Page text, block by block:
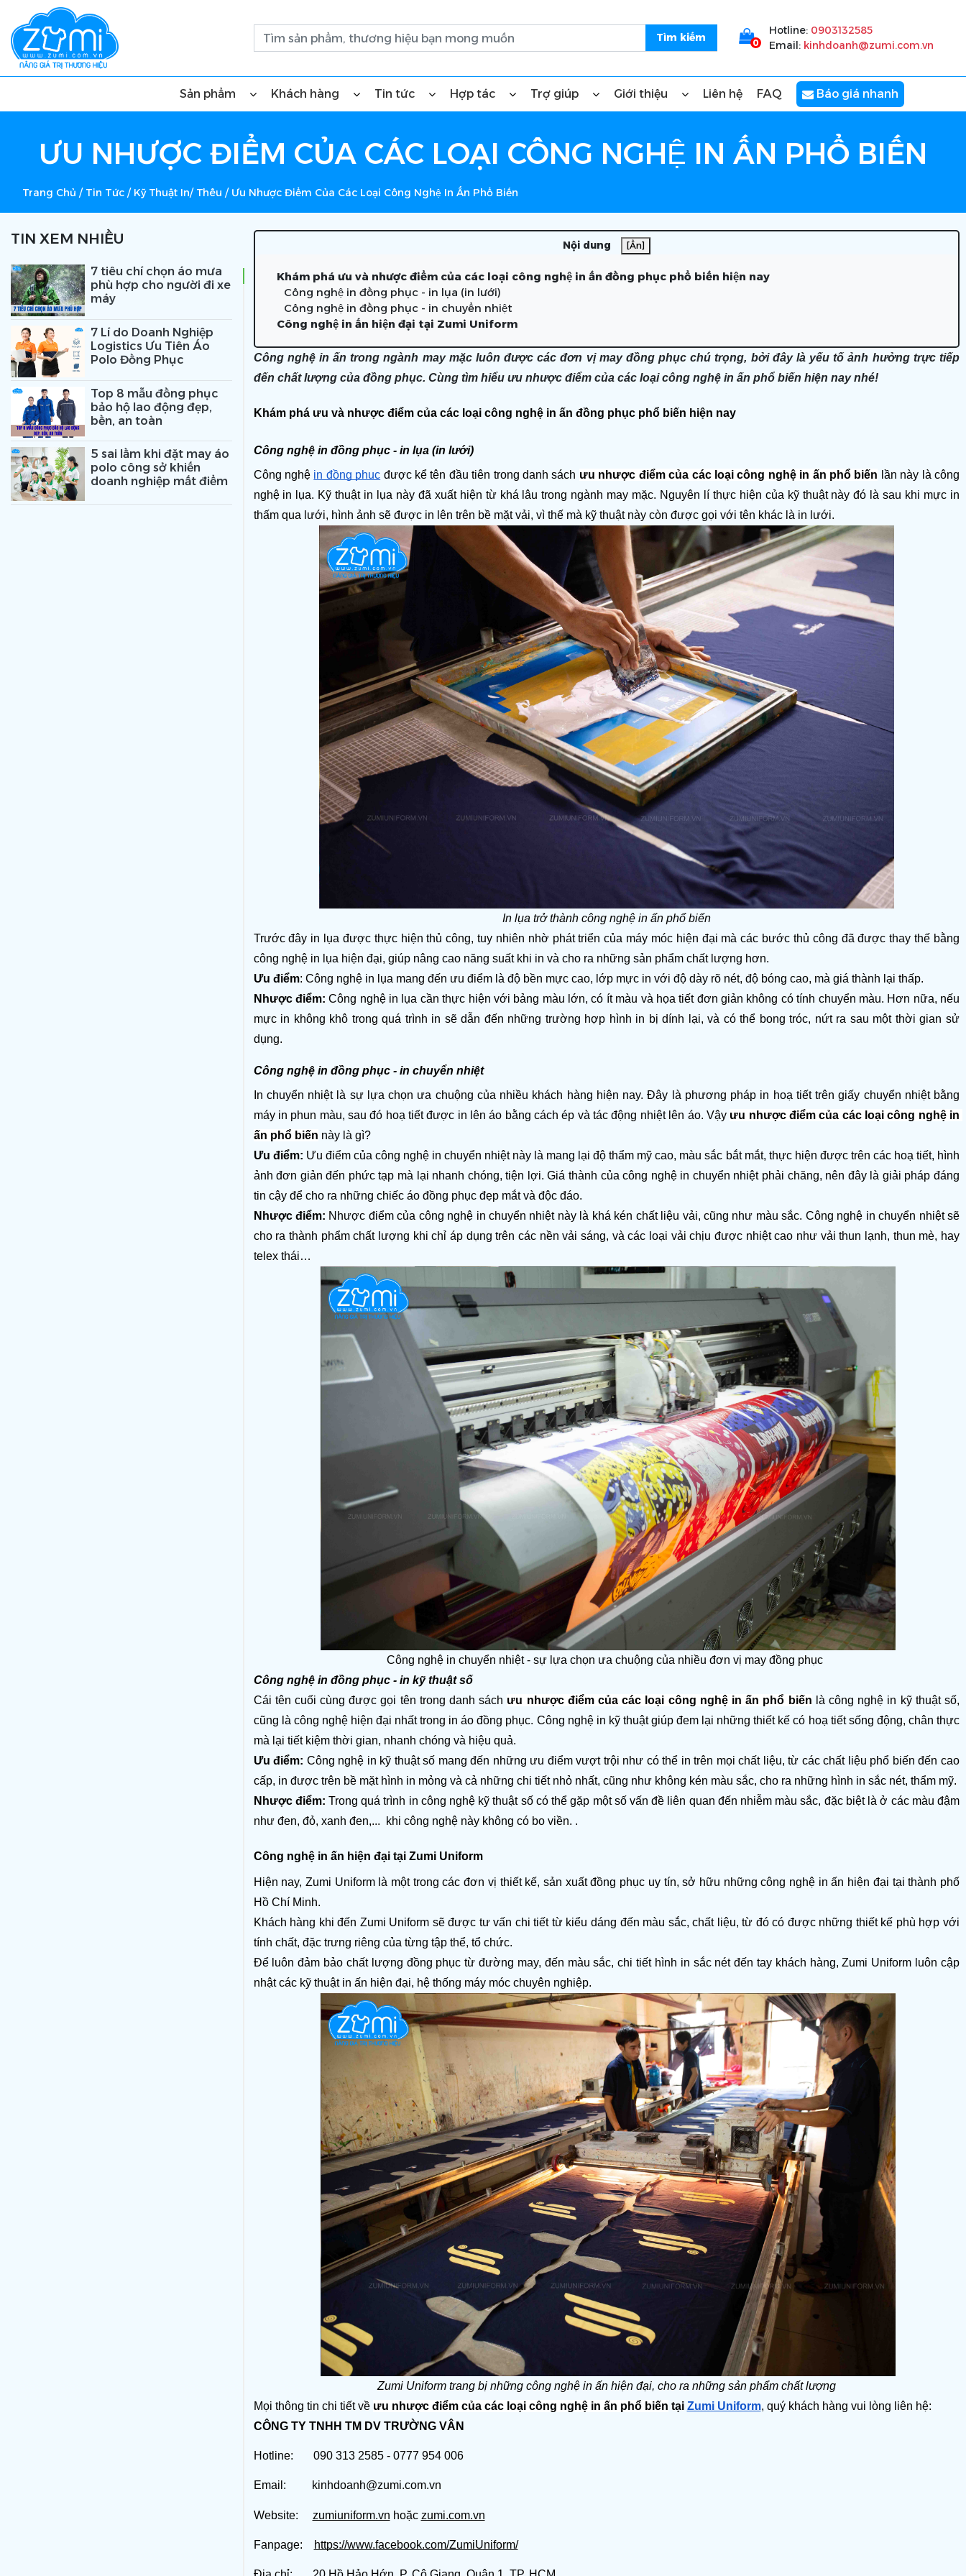
0
Hotline: 0903132585
Email: kinhdoanh@zumi.com.vn
Sản phẩm Khách hàng Tin tức Hợp tác Trợ giúp Giới thiệu Liên hệ FAQ Báo giá nhanh
ƯU NHƯỢC ĐIỂM CỦA CÁC LOẠI CÔNG NGHỆ IN ẤN PHỔ BIẾN
Trang Chủ / Tin Tức / Kỹ Thuật In/ Thêu / Ưu Nhược Điểm Của Các Loại Công Nghệ In Ấn Phổ Biến
TIN XEM NHIỀU
7 tiêu chí chọn áo mưa
phù hợp cho người đi xe
máy
7 Lí do Doanh Nghiệp
Logistics Ưu Tiên Áo
Polo Đồng Phục
Top 8 mẫu đồng phục
bảo hộ lao động đẹp,
bền, an toàn
5 sai lầm khi đặt may áo
polo công sở khiến
doanh nghiệp mất điểm
Nội dung [Ẩn]
Khám phá ưu và nhược điểm của các loại công nghệ in ấn đồng phục phổ biến hiện nay
Công nghệ in đồng phục - in lụa (in lưới)
Công nghệ in đồng phục - in chuyển nhiệt
Công nghệ in ấn hiện đại tại Zumi Uniform
Công nghệ in ấn trong ngành may mặc luôn được các đơn vị may đồng phục chú trọng, bởi đây là yếu tố ảnh hưởng trực tiếp
đến chất lượng của đồng phục. Cùng tìm hiểu ưu nhược điểm của các loại công nghệ in ấn phổ biến hiện nay nhé!
Khám phá ưu và nhược điểm của các loại công nghệ in ấn đồng phục phổ biến hiện nay
Công nghệ in đồng phục - in lụa (in lưới)
Công nghệ in đồng phục được kể tên đầu tiên trong danh sách ưu nhược điểm của các loại công nghệ in ấn phổ biến lần này là công
nghệ in lụa. Kỹ thuật in lụa này đã xuất hiện từ khá lâu trong ngành may mặc. Nguyên lí thực hiện của kỹ thuật này đó là sau khi mực in
thấm qua lưới, hình ảnh sẽ được in lên trên bề mặt vải, vì thế mà kỹ thuật này còn được gọi với tên khác là in lưới.
In lụa trở thành công nghệ in ấn phổ biến
Trước đây in lụa được thực hiện thủ công, tuy nhiên nhờ phát triển của máy móc hiện đại mà các bước thủ công đã được thay thế bằng
công nghệ in lụa hiện đại, giúp nâng cao năng suất khi in và cho ra những sản phẩm chất lượng hơn.
Ưu điểm: Công nghệ in lụa mang đến ưu điểm là độ bền mực cao, lớp mực in với độ dày rõ nét, độ bóng cao, mà giá thành lại thấp.
Nhược điểm: Công nghệ in lụa cần thực hiện với bảng màu lớn, có ít màu và họa tiết đơn giản không có tính chuyển màu. Hơn nữa, nếu
mực in không khô trong quá trình in sẽ dẫn đến những trường hợp hình in bị dính lại, và có thể bong tróc, nứt ra sau một thời gian sử
dụng.
Công nghệ in đồng phục - in chuyển nhiệt
In chuyển nhiệt là sự lựa chọn ưa chuộng của nhiều khách hàng hiện nay. Đây là phương pháp in hoạ tiết trên giấy chuyển nhiệt bằng
máy in phun màu, sau đó hoạ tiết được in lên áo bằng cách ép và tác động nhiệt lên áo. Vậy ưu nhược điểm của các loại công nghệ in
ấn phổ biến này là gì?
Ưu điểm: Ưu điểm của công nghệ in chuyển nhiệt này là mang lại độ thẩm mỹ cao, màu sắc bắt mắt, thực hiện được trên các hoạ tiết, hình
ảnh đơn giản đến phức tạp mà lại nhanh chóng, tiện lợi. Giá thành của công nghệ in chuyển nhiệt phải chăng, nên đây là giải pháp đáng
tin cậy để cho ra những chiếc áo đồng phục đẹp mắt và độc đáo.
Nhược điểm: Nhược điểm của công nghệ in chuyển nhiệt này là khá kén chất liệu vải, cũng như màu sắc. Công nghệ in chuyển nhiệt sẽ
cho ra thành phẩm chất lượng khi chỉ áp dụng trên các nền vải sáng, và các loại vải chịu được nhiệt cao như vải thun lạnh, thun mè, hay
telex thái…
Công nghệ in chuyển nhiệt - sự lựa chọn ưa chuộng của nhiều đơn vị may đồng phục
Công nghệ in đồng phục - in kỹ thuật số
Cái tên cuối cùng được gọi tên trong danh sách ưu nhược điểm của các loại công nghệ in ấn phổ biến là công nghệ in kỹ thuật số,
cũng là công nghệ hiện đại nhất trong in áo đồng phục. Công nghệ in kỹ thuật giúp đem lại những thiết kế có hoạ tiết sống động, chân thực
mà lại tiết kiệm thời gian, nhanh chóng và hiệu quả.
Ưu điểm: Công nghệ in kỹ thuật số mang đến những ưu điểm vượt trội như có thể in trên mọi chất liệu, từ các chất liệu phổ biến đến cao
cấp, in được trên bề mặt hình in mỏng và cả những chi tiết nhỏ nhất, cũng như không kén màu sắc, cho ra những hình in sắc nét, thẩm mỹ.
Nhược điểm: Trong quá trình in công nghệ kỹ thuật số có thể gặp một số vấn đề liên quan đến nhiễm màu sắc, đặc biệt là ở các màu đậm
như đen, đỏ, xanh đen,...  khi công nghệ này không có bo viền. .
Công nghệ in ấn hiện đại tại Zumi Uniform
Hiện nay, Zumi Uniform là một trong các đơn vị thiết kế, sản xuất đồng phục uy tín, sở hữu những công nghệ in ấn hiện đại tại thành phố
Hồ Chí Minh.
Khách hàng khi đến Zumi Uniform sẽ được tư vấn chi tiết từ kiểu dáng đến màu sắc, chất liệu, từ đó có được những thiết kế phù hợp với
tính chất, đặc trưng riêng của từng tập thể, tổ chức.
Để luôn đảm bảo chất lượng đồng phục từ đường may, đến màu sắc, chi tiết hình in sắc nét đến tay khách hàng, Zumi Uniform luôn cập
nhật các kỹ thuật in ấn hiện đại, hệ thống máy móc chuyên nghiệp.
Zumi Uniform trang bị những công nghệ in ấn hiện đại, cho ra những sản phẩm chất lượng
Mọi thông tin chi tiết về ưu nhược điểm của các loại công nghệ in ấn phổ biến tại Zumi Uniform, quý khách hàng vui lòng liên hệ:
CÔNG TY TNHH TM DV TRƯỜNG VÂN
Hotline: 090 313 2585 - 0777 954 006
Email: kinhdoanh@zumi.com.vn
Website: zumiuniform.vn hoặc zumi.com.vn
Fanpage: https://www.facebook.com/ZumiUniform/